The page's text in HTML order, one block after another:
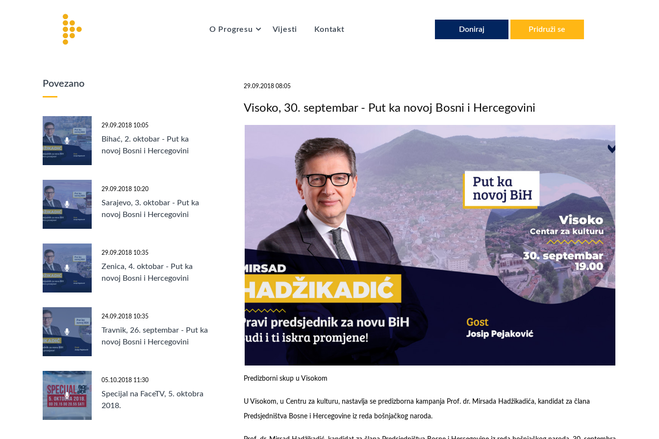
O Progresu Vijesti Kontakt Doniraj Pridruži se
29.09.2018 08:05
Visoko, 30. septembar - Put ka novoj Bosni i Hercegovini
Predizborni skup u Visokom
U Visokom, u Centru za kulturu, nastavlja se predizborna kampanja Prof. dr. Mirsada Hadžikadića, kandidat za člana
Predsjedništva Bosne i Hercegovine iz reda bošnjačkog naroda.
Povezano
29.09.2018 10:05
Bihać, 2. oktobar - Put ka
novoj Bosni i Hercegovini
29.09.2018 10:20
Sarajevo, 3. oktobar - Put ka
novoj Bosni i Hercegovini
29.09.2018 10:35
Zenica, 4. oktobar - Put ka
novoj Bosni i Hercegovini
24.09.2018 10:35
Travnik, 26. septembar - Put ka
novoj Bosni i Hercegovini
05.10.2018 11:30
Specijal na FaceTV, 5. oktobra
2018.